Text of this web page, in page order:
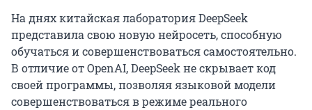
На днях китайская лаборатория DeepSeek
представила свою новую нейросеть, способную
обучаться и совершенствоваться самостоятельно.
В отличие от OpenAI, DeepSeek не скрывает код
своей программы, позволяя языковой модели
совершенствоваться в режиме реального